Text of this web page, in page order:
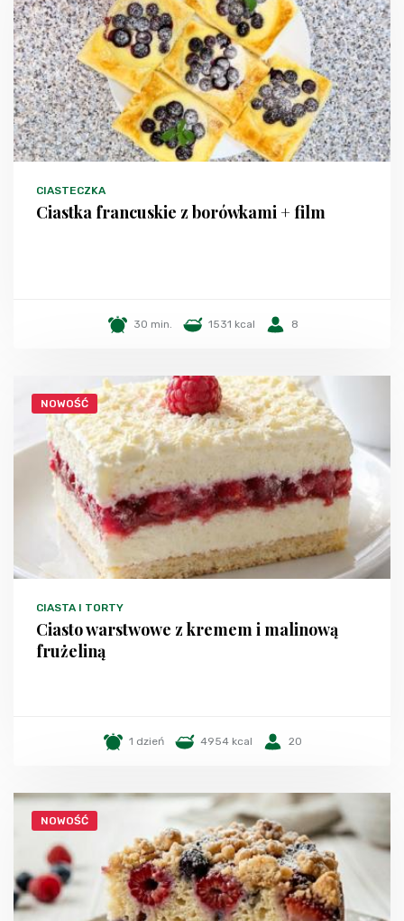
CIASTECZKA
Ciastka francuskie z borówkami + film
30 min. 1531 kcal 8
NOWOŚĆ
CIASTA I TORTY
Ciasto warstwowe z kremem i malinową
frużeliną
1 dzień 4954 kcal 20
NOWOŚĆ